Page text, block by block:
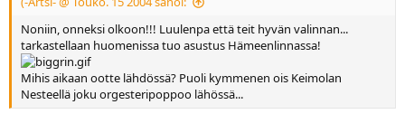
Noniin, onneksi olkoon!!! Luulenpa että teit hyvän valinnan...
tarkastellaan huomenissa tuo asustus Hämeenlinnassa!
Mihis aikaan ootte lähdössä? Puoli kymmenen ois Keimolan
Nesteellä joku orgesteripoppoo lähössä...